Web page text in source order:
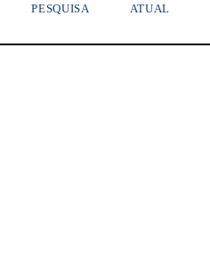
PESQUISA ATUAL